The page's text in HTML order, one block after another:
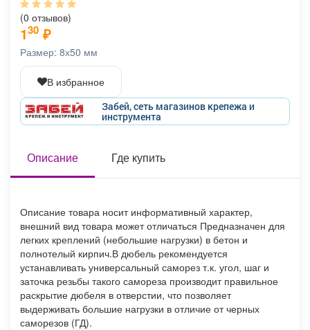
Афиша
Товары Поздравления Погода
(0 отзывов)
130 ₽
Размер: 8х50 мм
В избранное
Забей, сеть магазинов крепежа и
инструмента
Описание Где купить
Описание товара носит информативный характер,
внешний вид товара может отличаться Предназначен для
легких креплений (небольшие нагрузки) в бетон и
полнотелый кирпич.В дюбель рекомендуется
устанавливать универсальный саморез т.к. угол, шаг и
заточка резьбы такого самореза производит правильное
раскрытие дюбеля в отверстии, что позволяет
выдерживать большие нагрузки в отличие от черных
саморезов (ГД).